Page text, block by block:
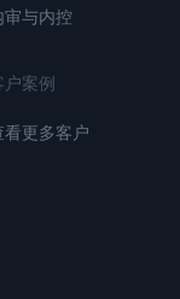
审与内控
户案例
看更多客户